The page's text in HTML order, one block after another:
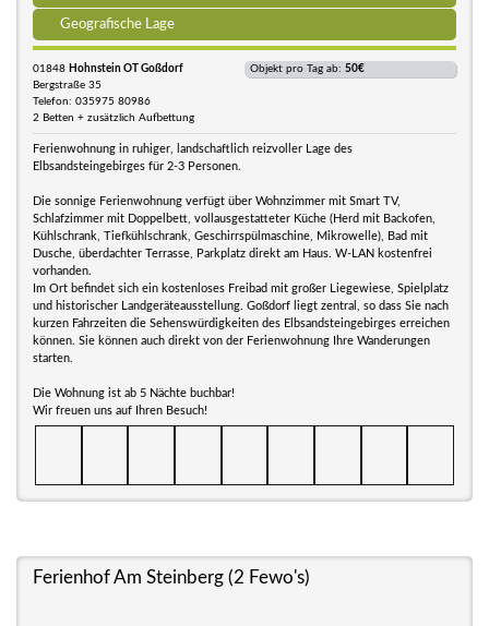
Geografische Lage
01848 Hohnstein OT Goßdorf
Bergstraße 35
Telefon: 035975 80986
2 Betten + zusätzlich Aufbettung
Objekt pro Tag ab: 50€
Ferienwohnung in ruhiger, landschaftlich reizvoller Lage des
Elbsandsteingebirges für 2-3 Personen.
Die sonnige Ferienwohnung verfügt über Wohnzimmer mit Smart TV,
Schlafzimmer mit Doppelbett, vollausgestatteter Küche (Herd mit Backofen,
Kühlschrank, Tiefkühlschrank, Geschirrspülmaschine, Mikrowelle), Bad mit
Dusche, überdachter Terrasse, Parkplatz direkt am Haus. W-LAN kostenfrei
vorhanden.
Im Ort befindet sich ein kostenloses Freibad mit großer Liegewiese, Spielplatz
und historischer Landgeräteausstellung. Goßdorf liegt zentral, so dass Sie nach
kurzen Fahrzeiten die Sehenswürdigkeiten des Elbsandsteingebirges erreichen
können. Sie können auch direkt von der Ferienwohnung Ihre Wanderungen
starten.
Die Wohnung ist ab 5 Nächte buchbar!
Wir freuen uns auf Ihren Besuch!
Ferienhof Am Steinberg (2 Fewo's)